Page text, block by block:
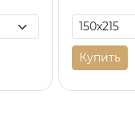
Купить